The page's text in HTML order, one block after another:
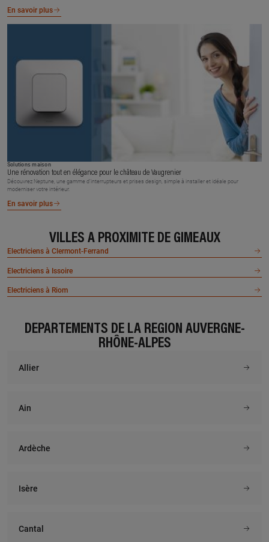
En savoir plus
Solutions maison
Une rénovation tout en élégance pour le château de Vaugrenier
Découvrez Neptune, une gamme d’interrupteurs et prises design, simple à installer et idéale pour
moderniser votre intérieur.
En savoir plus
VILLES À PROXIMITÉ DE GIMEAUX
Electriciens à Clermont-Ferrand
Electriciens à Issoire
Electriciens à Riom
DÉPARTEMENTS DE LA RÉGION AUVERGNE-
RHÔNE-ALPES
Allier
Ain
Ardèche
Isère
Cantal